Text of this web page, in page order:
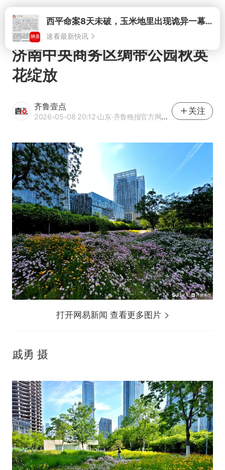
打开
济南中央商务区绸带公园秋英
花绽放
齐鲁壹点
2026-05-08 20:12·山东·齐鲁晚报官方网易号
关注
打开网易新闻 查看更多图片
戚勇 摄